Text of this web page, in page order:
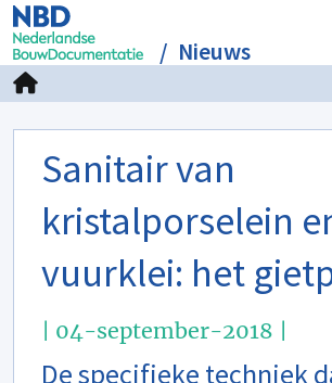
Nieuws
Sanitair van
kristalporselein
vuurklei: het
| 04-september-2018 |
De specifieke techniek